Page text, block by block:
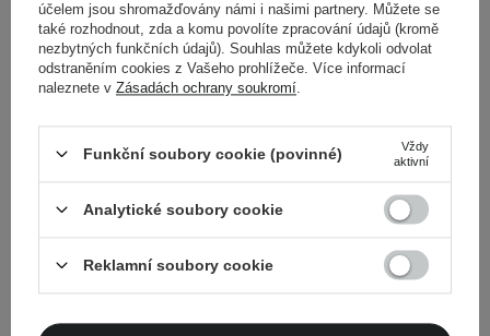
účelem jsou shromažďovány námi i našimi partnery. Můžete se
také rozhodnout, zda a komu povolíte zpracování údajů (kromě
nezbytných funkčních údajů). Souhlas můžete kdykoli odvolat
odstraněním cookies z Vašeho prohlížeče. Více informací
naleznete v Zásadách ochrany soukromí
Funkční soubory cookie (povinné)
Vždy
aktivní
Analytické soubory cookie
Reklamní soubory cookie